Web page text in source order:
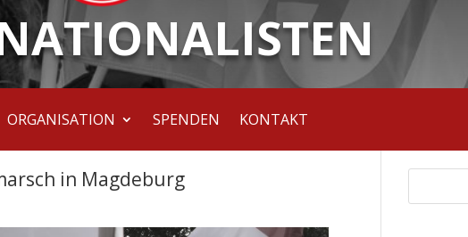
ORGANISATION SPENDEN KONTAKT
in Magdeburg